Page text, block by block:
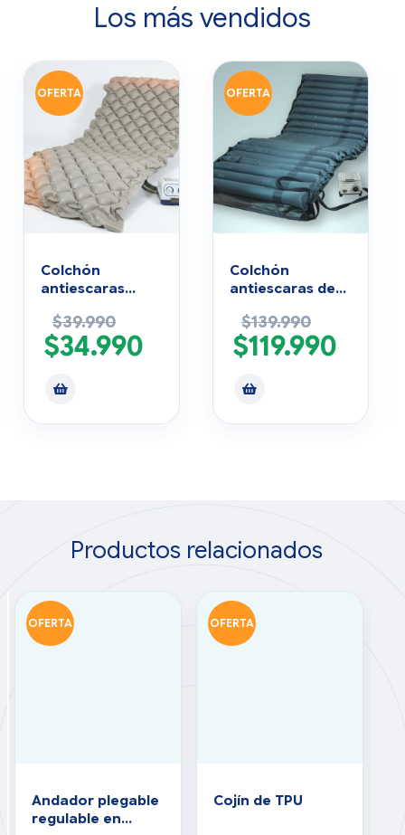
Los más vendidos
OFERTA
Colchón
antiescaras
motor
$39.990
$34.990
OFERTA
Colchón
antiescaras de
para postrados
$139.990
$119.990
Productos relacionados
OFERTA
Andador plegable
regulable en
OFERTA
Cojín de TPU